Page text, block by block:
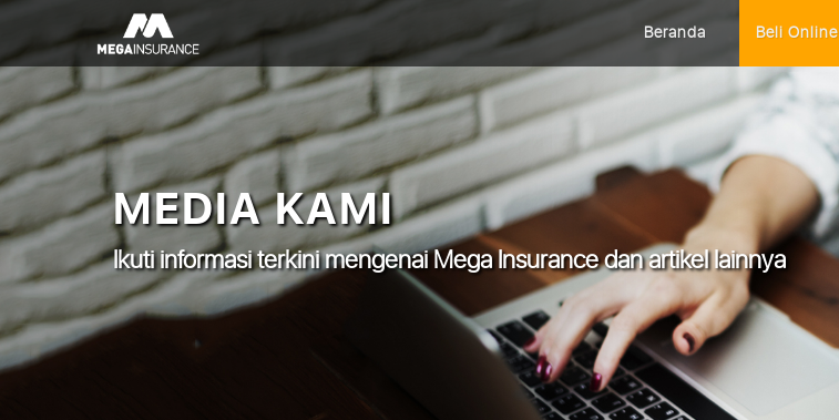
Beranda Beli Online
MEDIA KAMI
Ikuti informasi terkini mengenai Mega Insurance dan artikel lainnya